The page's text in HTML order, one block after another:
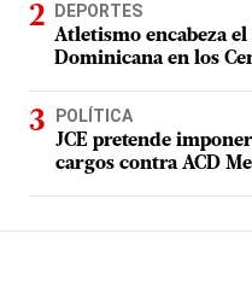
DEPORTES
Atletismo encabeza
Dominicana en los
POLÍTICA
JCE pretende
cargos contra ACD